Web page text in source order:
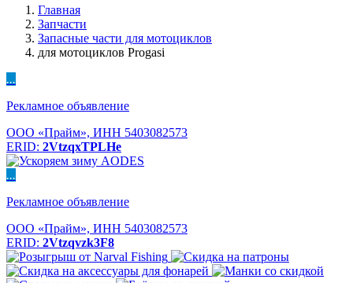
Главная
Запчасти
Запасные части для мотоциклов
для мотоциклов Progasi
...
Рекламное объявление
ООО «Прайм», ИНН 5403082573
ERID: 2VtzqxTPLHe
...
Рекламное объявление
ООО «Прайм», ИНН 5403082573
ERID: 2Vtzqvzk3F8